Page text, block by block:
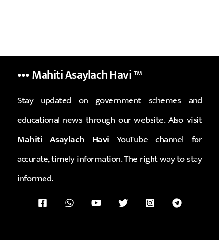
••• Mahiti Asaylach Havi™
Stay updated on government schemes and
educational news through our website. Also visit
Mahiti Asaylach Havi YouTube channel for
accurate, timely information. The right way to stay
informed.